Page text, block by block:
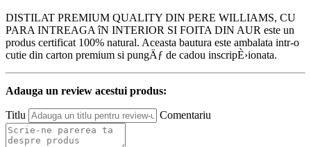
DISTILAT PREMIUM QUALITY DIN PERE WILLIAMS, CU
PARA INTREAGA îN INTERIOR SI FOITA DIN AUR este un
produs certificat 100% natural. Aceasta bautura este ambalata intr-o
cutie din carton premium si pungÄƒ de cadou inscripÈ›ionata.
Adauga un review acestui produs:
Titlu Comentariu